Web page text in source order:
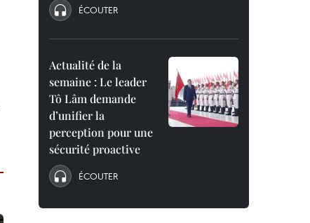
ÉCOUTER
Actualité de la
semaine : Le leader
Tô Lâm demande
d’unifier la
perception pour une
sécurité proactive
ÉCOUTER